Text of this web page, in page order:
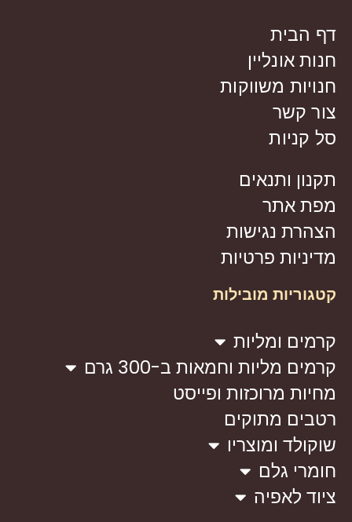
דף הבית
חנות אונליין
חנויות משווקות
צור קשר
סל קניות
תקנון ותנאים
מפת אתר
הצהרת נגישות
מדיניות פרטיות
קטגוריות מובילות
קרמים ומליות
קרמים מליות וחמאות ב-300 גרם
מחיות מרוכזות ופייסט
רטבים מתוקים
שוקולד ומוצריו
חומרי גלם
ציוד לאפיה